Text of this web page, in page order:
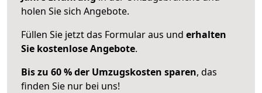
holen Sie sich Angebote.
Füllen Sie jetzt das Formular aus und erhalten
Sie kostenlose Angebote.
Bis zu 60 % der Umzugskosten sparen, das
finden Sie nur bei uns!